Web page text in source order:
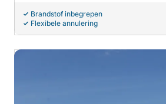
Brandstof inbegrepen
Flexibele annulering